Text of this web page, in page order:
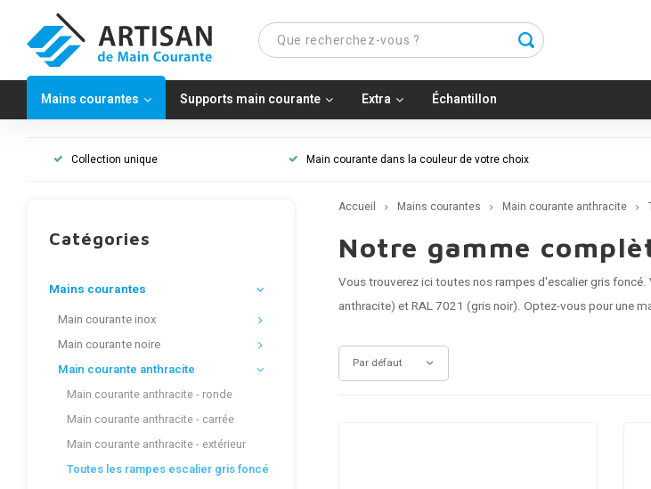
Mains courantes Supports main courante Extra Échantillon
Collection unique Main courante dans la couleur de votre choix
Catégories
Mains courantes
Main courante inox
Main courante noire
Main courante anthracite
Main courante anthracite - ronde
Main courante anthracite - carrée
Main courante anthracite - extérieur
Toutes les rampes escalier gris foncé
Accueil Mains courantes Main courante anthracite
Notre gamme
Vous trouverez ici toutes nosrampes d'escalier gris foncé.
anthracite) et RAL 7021 (gris noir). Optez-vous pour une
Par défaut